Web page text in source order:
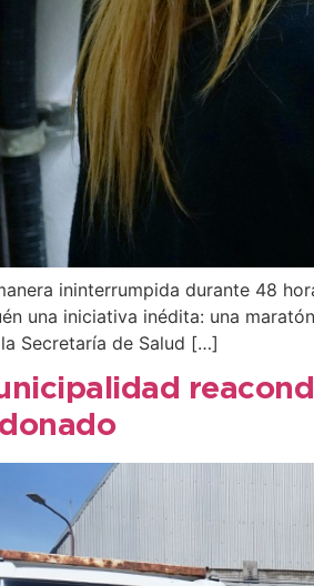
ininterrumpida durante 48
una iniciativa inédita: una
Secretaría de Salud […]